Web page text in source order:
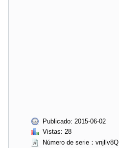
Publicado: 2015-06-02
Vistas: 28
Número de serie：vnjllv8Q